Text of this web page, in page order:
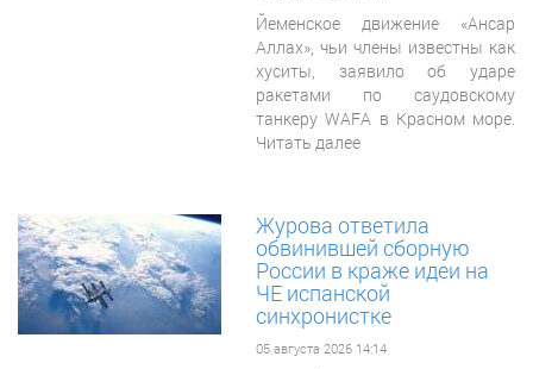
Йеменское движение «Ансар
Аллах», чьи члены известны как
хуситы, заявило об ударе
ракетами по саудовскому
танкеру WAFA в Красном море.
Читать далее
Журова ответила
обвинившей сборную
России в краже идеи на
ЧЕ испанской
синхронистке
05 августа 2026 14:14